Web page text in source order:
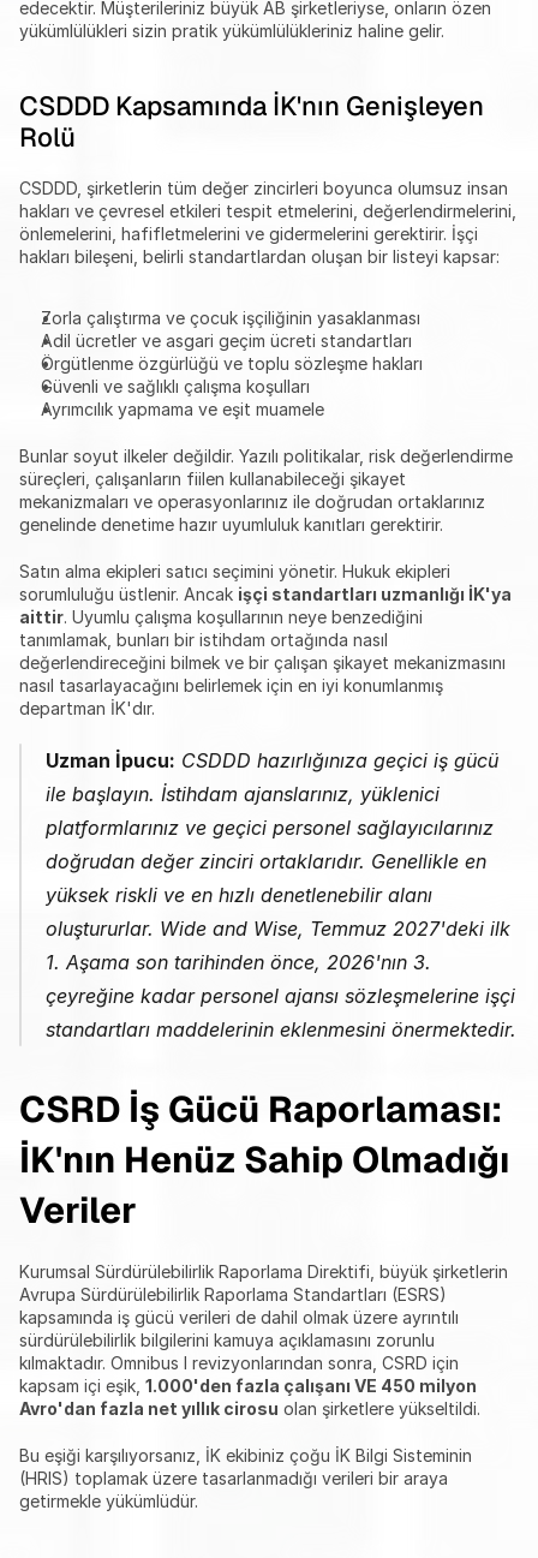
edecektir. Müşterileriniz büyük AB şirketleriyse, onların özen
yükümlülükleri sizin pratik yükümlülükleriniz haline gelir.
CSDDD Kapsamında İK'nın Genişleyen
Rolü
CSDDD, şirketlerin tüm değer zincirleri boyunca olumsuz insan
hakları ve çevresel etkileri tespit etmelerini, değerlendirmelerini,
önlemelerini, hafifletmelerini ve gidermelerini gerektirir. İşçi
hakları bileşeni, belirli standartlardan oluşan bir listeyi kapsar:
Zorla çalıştırma ve çocuk işçiliğinin yasaklanması
Adil ücretler ve asgari geçim ücreti standartları
Örgütlenme özgürlüğü ve toplu sözleşme hakları
Güvenli ve sağlıklı çalışma koşulları
Ayrımcılık yapmama ve eşit muamele
Bunlar soyut ilkeler değildir. Yazılı politikalar, risk değerlendirme
süreçleri, çalışanların fiilen kullanabileceği şikayet
mekanizmaları ve operasyonlarınız ile doğrudan ortaklarınız
genelinde denetime hazır uyumluluk kanıtları gerektirir.
Satın alma ekipleri satıcı seçimini yönetir. Hukuk ekipleri
sorumluluğu üstlenir. Ancak işçi standartları uzmanlığı İK'ya
aittir. Uyumlu çalışma koşullarının neye benzediğini
tanımlamak, bunları bir istihdam ortağında nasıl
değerlendireceğini bilmek ve bir çalışan şikayet mekanizmasını
nasıl tasarlayacağını belirlemek için en iyi konumlanmış
departman İK'dır.
Uzman İpucu: CSDDD hazırlığınıza geçici iş gücü
ile başlayın. İstihdam ajanslarınız, yüklenici
platformlarınız ve geçici personel sağlayıcılarınız
doğrudan değer zinciri ortaklarıdır. Genellikle en
yüksek riskli ve en hızlı denetlenebilir alanı
oluştururlar. Wide and Wise, Temmuz 2027'deki ilk
1. Aşama son tarihinden önce, 2026'nın 3.
çeyreğine kadar personel ajansı sözleşmelerine işçi
standartları maddelerinin eklenmesini önermektedir.
CSRD İş Gücü Raporlaması:
İK'nın Henüz Sahip Olmadığı
Veriler
Kurumsal Sürdürülebilirlik Raporlama Direktifi, büyük şirketlerin
Avrupa Sürdürülebilirlik Raporlama Standartları (ESRS)
kapsamında iş gücü verileri de dahil olmak üzere ayrıntılı
sürdürülebilirlik bilgilerini kamuya açıklamasını zorunlu
kılmaktadır. Omnibus I revizyonlarından sonra, CSRD için
kapsam içi eşik, 1.000'den fazla çalışanı VE 450 milyon
Avro'dan fazla net yıllık cirosu olan şirketlere yükseltildi.
Bu eşiği karşılıyorsanız, İK ekibiniz çoğu İK Bilgi Sisteminin
(HRIS) toplamak üzere tasarlanmadığı verileri bir araya
getirmekle yükümlüdür.